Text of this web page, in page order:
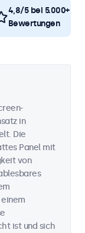
4,8/5 bei 5.000+
Bewertungen
in
Die
Panel mit
von
ist und sich